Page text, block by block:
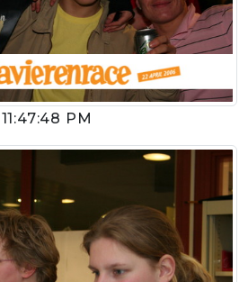
11:47:48 PM